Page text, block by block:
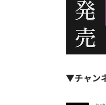
▼チャン